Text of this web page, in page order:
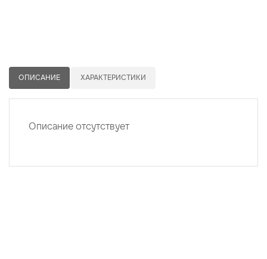
ОПИСАНИЕ ХАРАКТЕРИСТИКИ
Описание отсутствует